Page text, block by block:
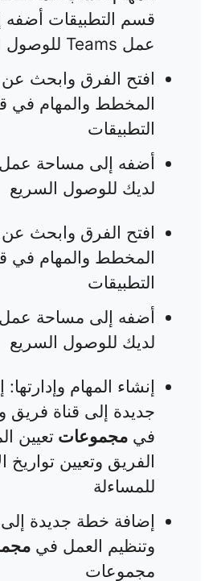
قسم التطبيقات
عمل Teams للوصول السريع
افتح الفرق وابحث
المخطط والمهام في
التطبيقات
لديك للوصول السريع
افتح الفرق وابحث
المخطط والمهام في
التطبيقات
لديك للوصول السريع
إنشاء المهام
جديدة إلى قناة فريق
في مجموعات تعيين
الفريق وتعيين تواريخ
للمساءلة
إضافة خطة جديدة
وتنظيم العمل في
مجموعات